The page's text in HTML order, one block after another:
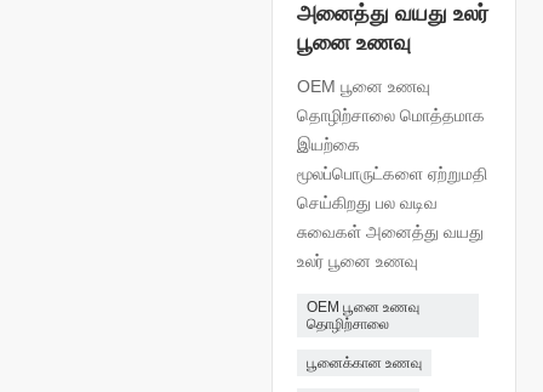
அனைத்து வயது உலர்
பூனை உணவு
OEM பூனை உணவு
தொழிற்சாலை மொத்தமாக
இயற்கை
மூலப்பொருட்களை ஏற்றுமதி
செய்கிறது பல வடிவ
சுவைகள் அனைத்து வயது
உலர் பூனை உணவு
OEM பூனை உணவு
தொழிற்சாலை
பூனைக்கான உணவு